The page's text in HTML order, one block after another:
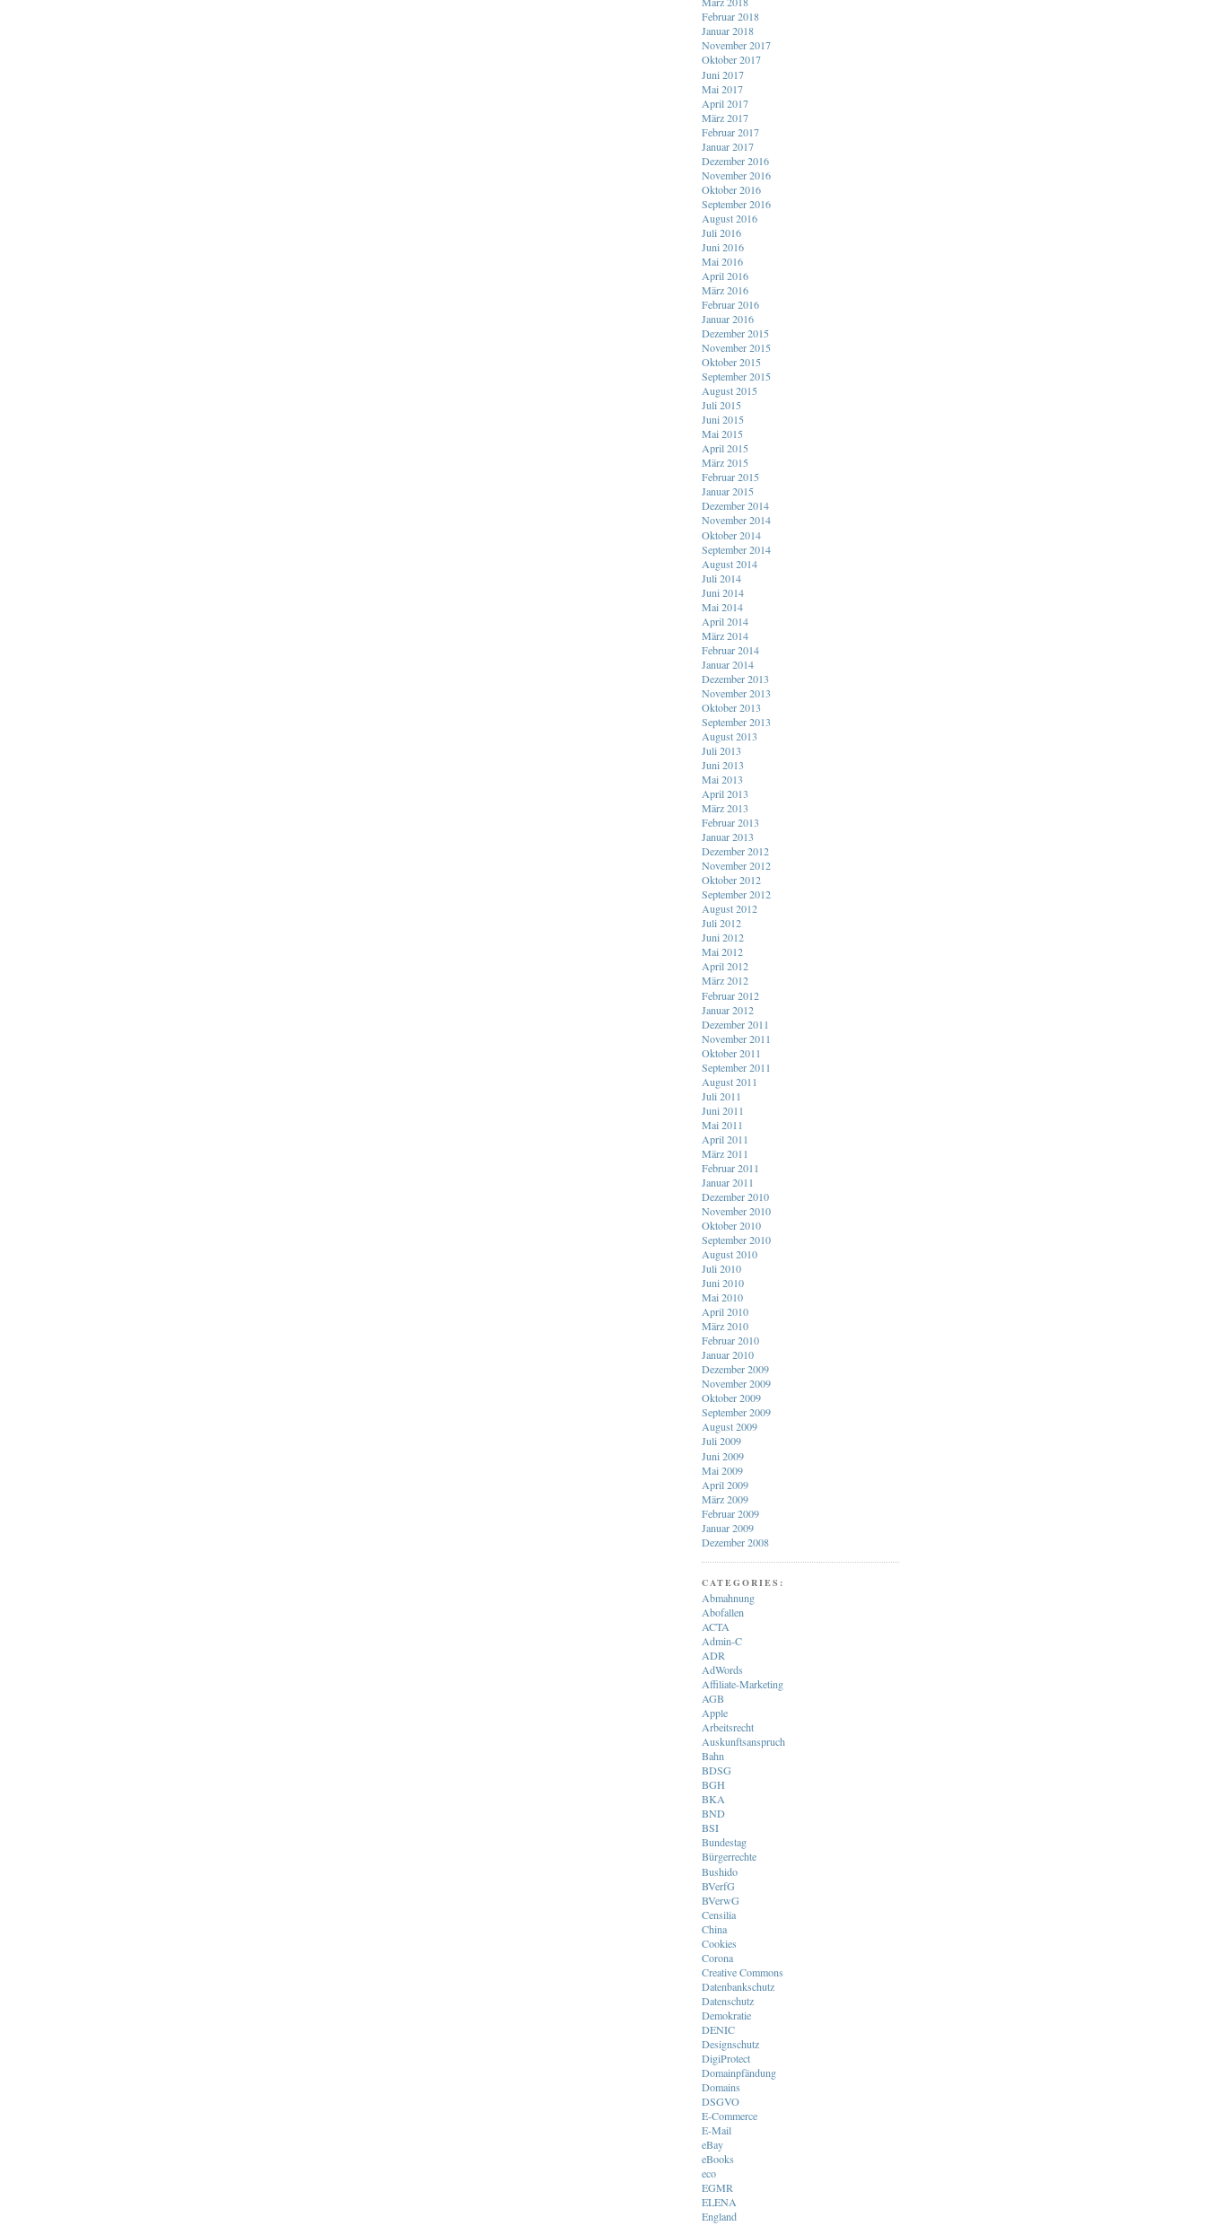
Februar 2018
Januar 2018
November 2017
Oktober 2017
Juni 2017
Mai 2017
April 2017
März 2017
Februar 2017
Januar 2017
Dezember 2016
November 2016
Oktober 2016
September 2016
August 2016
Juli 2016
Juni 2016
Mai 2016
April 2016
März 2016
Februar 2016
Januar 2016
Dezember 2015
November 2015
Oktober 2015
September 2015
August 2015
Juli 2015
Juni 2015
Mai 2015
April 2015
März 2015
Februar 2015
Januar 2015
Dezember 2014
November 2014
Oktober 2014
September 2014
August 2014
Juli 2014
Juni 2014
Mai 2014
April 2014
März 2014
Februar 2014
Januar 2014
Dezember 2013
November 2013
Oktober 2013
September 2013
August 2013
Juli 2013
Juni 2013
Mai 2013
April 2013
März 2013
Februar 2013
Januar 2013
Dezember 2012
November 2012
Oktober 2012
September 2012
August 2012
Juli 2012
Juni 2012
Mai 2012
April 2012
März 2012
Februar 2012
Januar 2012
Dezember 2011
November 2011
Oktober 2011
September 2011
August 2011
Juli 2011
Juni 2011
Mai 2011
April 2011
März 2011
Februar 2011
Januar 2011
Dezember 2010
November 2010
Oktober 2010
September 2010
August 2010
Juli 2010
Juni 2010
Mai 2010
April 2010
März 2010
Februar 2010
Januar 2010
Dezember 2009
November 2009
Oktober 2009
September 2009
August 2009
Juli 2009
Juni 2009
Mai 2009
April 2009
März 2009
Februar 2009
Januar 2009
Dezember 2008
CATEGORIES:
Abmahnung
Abofallen
ACTA
Admin-C
ADR
AdWords
Affiliate-Marketing
AGB
Apple
Arbeitsrecht
Auskunftsanspruch
Bahn
BDSG
BGH
BKA
BND
BSI
Bundestag
Bürgerrechte
Bushido
BVerfG
BVerwG
Censilia
China
Cookies
Corona
Creative Commons
Datenbankschutz
Datenschutz
Demokratie
DENIC
Designschutz
DigiProtect
Domainpfändung
Domains
DSGVO
E-Commerce
E-Mail
eBay
eBooks
eco
EGMR
ELENA
England